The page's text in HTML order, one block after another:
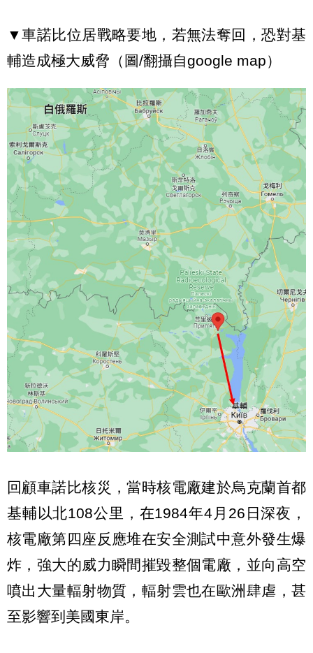
▼車諾比位居戰略要地，若無法奪回，恐對基
輔造成極大威脅（圖/翻攝自google map）
回顧車諾比核災，當時核電廠建於烏克蘭首都
基輔以北108公里，在1984年4月26日深夜，
核電廠第四座反應堆在安全測試中意外發生爆
炸，強大的威力瞬間摧毀整個電廠，並向高空
噴出大量輻射物質，輻射雲也在歐洲肆虐，甚
至影響到美國東岸。